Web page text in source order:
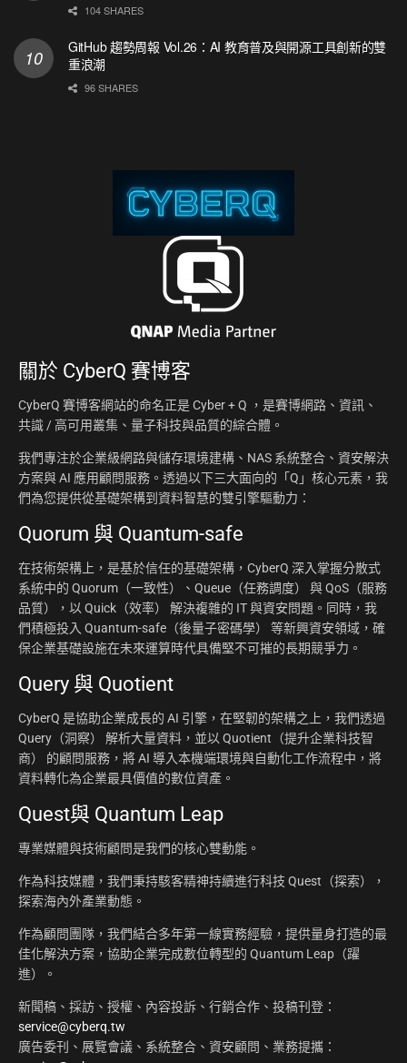
104 SHARES
GitHub 趨勢周報 Vol.26：AI 教育普及與開源工具創新的雙
重浪潮
96 SHARES
關於 CyberQ 賽博客
CyberQ 賽博客網站的命名正是 Cyber + Q ，是賽博網路、資訊、
共識 / 高可用叢集、量子科技與品質的綜合體。
我們專注於企業級網路與儲存環境建構、NAS 系統整合、資安解決
方案與 AI 應用顧問服務。透過以下三大面向的「Q」核心元素，我
們為您提供從基礎架構到資料智慧的雙引擎驅動力：
Quorum 與 Quantum-safe
在技術架構上，是基於信任的基礎架構，CyberQ 深入掌握分散式
系統中的 Quorum（一致性）、Queue（任務調度） 與 QoS（服務
品質），以 Quick（效率） 解決複雜的 IT 與資安問題。同時，我
們積極投入 Quantum-safe（後量子密碼學） 等新興資安領域，確
保企業基礎設施在未來運算時代具備堅不可摧的長期競爭力。
Query 與 Quotient
CyberQ 是協助企業成長的 AI 引擎，在堅韌的架構之上，我們透過
Query（洞察） 解析大量資料，並以 Quotient（提升企業科技智
商） 的顧問服務，將 AI 導入本機端環境與自動化工作流程中，將
資料轉化為企業最具價值的數位資產。
Quest與 Quantum Leap
專業媒體與技術顧問是我們的核心雙動能。
作為科技媒體，我們秉持駭客精神持續進行科技 Quest（探索），
探索海內外產業動態。
作為顧問團隊，我們結合多年第一線實務經驗，提供量身打造的最
佳化解決方案，協助企業完成數位轉型的 Quantum Leap（躍
進）。
新聞稿、採訪、授權、內容投訴、行銷合作、投稿刊登：
service@cyberq.tw
廣告委刊、展覽會議、系統整合、資安顧問、業務提攜：